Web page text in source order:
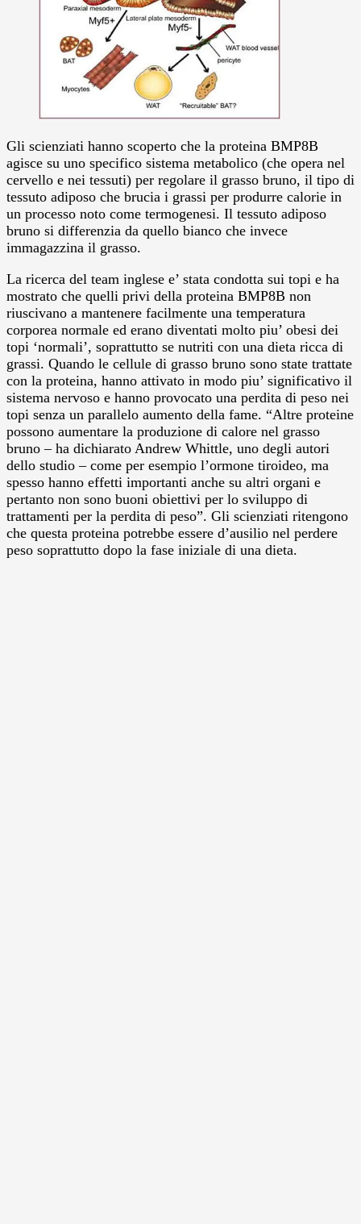
Gli scienziati hanno scoperto che la proteina BMP8B
agisce su uno specifico sistema metabolico (che opera nel
cervello e nei tessuti) per regolare il grasso bruno, il tipo di
tessuto adiposo che brucia i grassi per produrre calorie in
un processo noto come termogenesi. Il tessuto adiposo
bruno si differenzia da quello bianco che invece
immagazzina il grasso.
La ricerca del team inglese e’ stata condotta sui topi e ha
mostrato che quelli privi della proteina BMP8B non
riuscivano a mantenere facilmente una temperatura
corporea normale ed erano diventati molto piu’ obesi dei
topi ‘normali’, soprattutto se nutriti con una dieta ricca di
grassi. Quando le cellule di grasso bruno sono state trattate
con la proteina, hanno attivato in modo piu’ significativo il
sistema nervoso e hanno provocato una perdita di peso nei
topi senza un parallelo aumento della fame. “Altre proteine
possono aumentare la produzione di calore nel grasso
bruno – ha dichiarato Andrew Whittle, uno degli autori
dello studio – come per esempio l’ormone tiroideo, ma
spesso hanno effetti importanti anche su altri organi e
pertanto non sono buoni obiettivi per lo sviluppo di
trattamenti per la perdita di peso”. Gli scienziati ritengono
che questa proteina potrebbe essere d’ausilio nel perdere
peso soprattutto dopo la fase iniziale di una dieta.